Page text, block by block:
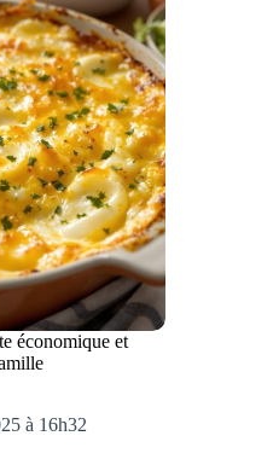
économique et
à 16h32